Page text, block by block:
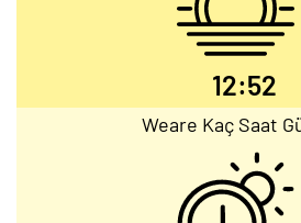
12:52
Weare Kaç Saat